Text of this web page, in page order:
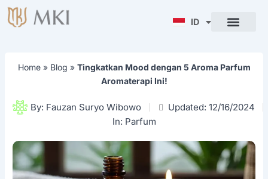
Lewati
ke
ID
ENG
Home» Blog » Tingkatkan Mood dengan 5 Aroma Parfum
Aromaterapi Ini!
By: Fauzan Suryo Wibowo
Updated: 12/16/2024
In: Parfum